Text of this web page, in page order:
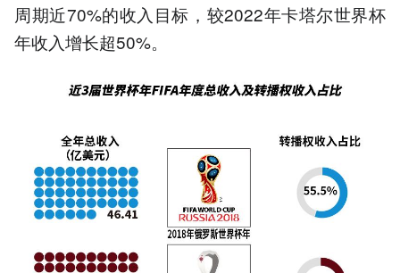
周期近70%的收入目标，较2022年卡塔尔世界杯
年收入增长超50%。